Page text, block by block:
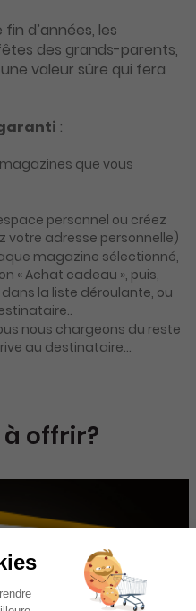
d’années, les
des grands-parents,
valeur sûre qui fera
:
que vous
personnel ou créez
votre adresse personnelle)
magazine sélectionné,
« Achat cadeau », puis,
la liste déroulante, ou
nous chargeons du reste
au destinataire…
offrir?